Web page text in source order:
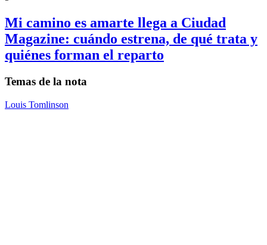
Mi camino es amarte llega a Ciudad
Magazine: cuándo estrena, de qué trata y
quiénes forman el reparto
Temas de la nota
Louis Tomlinson